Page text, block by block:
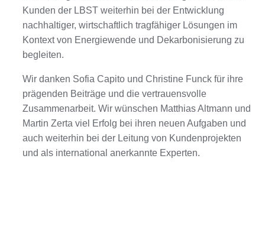
Kunden der LBST weiterhin bei der Entwicklung
nachhaltiger, wirtschaftlich tragfähiger Lösungen im
Kontext von Energiewende und Dekarbonisierung zu
begleiten.
Wir danken Sofia Capito und Christine Funck für ihre
prägenden Beiträge und die vertrauensvolle
Zusammenarbeit. Wir wünschen Matthias Altmann und
Martin Zerta viel Erfolg bei ihren neuen Aufgaben und
auch weiterhin bei der Leitung von Kundenprojekten
und als international anerkannte Experten.